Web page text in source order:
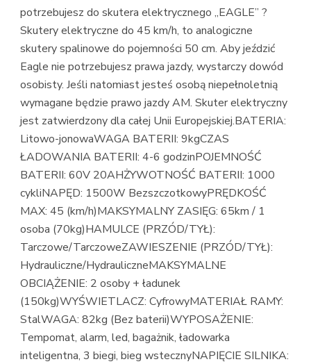
potrzebujesz do skutera elektrycznego „EAGLE” ?
Skutery elektryczne do 45 km/h, to analogiczne
skutery spalinowe do pojemności 50 cm. Aby jeździć
Eagle nie potrzebujesz prawa jazdy, wystarczy dowód
osobisty. Jeśli natomiast jesteś osobą niepełnoletnią
wymagane będzie prawo jazdy AM. Skuter elektryczny
jest zatwierdzony dla całej Unii Europejskiej.BATERIA:
Litowo-jonowaWAGA BATERII: 9kgCZAS
ŁADOWANIA BATERII: 4-6 godzinPOJEMNOŚĆ
BATERII: 60V 20AHŻYWOTNOŚĆ BATERII: 1000
cykliNAPĘD: 1500W BezszczotkowyPRĘDKOŚĆ
MAX: 45 (km/h)MAKSYMALNY ZASIĘG: 65km / 1
osoba (70kg)HAMULCE (PRZÓD/TYŁ):
Tarczowe/TarczoweZAWIESZENIE (PRZÓD/TYŁ):
Hydrauliczne/HydrauliczneMAKSYMALNE
OBCIĄŻENIE: 2 osoby + ładunek
(150kg)WYŚWIETLACZ: CyfrowyMATERIAŁ RAMY:
StalWAGA: 82kg (Bez baterii)WYPOSAŻENIE:
Tempomat, alarm, led, bagażnik, ładowarka
inteligentna, 3 biegi, bieg wstecznyNAPIĘCIE SILNIKA: